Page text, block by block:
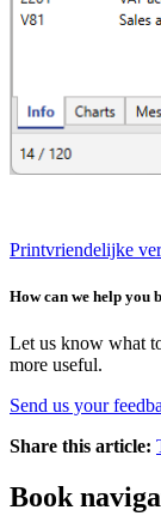
Printvriendelijke
How can we help you
Let us know what
more useful.
Send us your
Share this article:
Book